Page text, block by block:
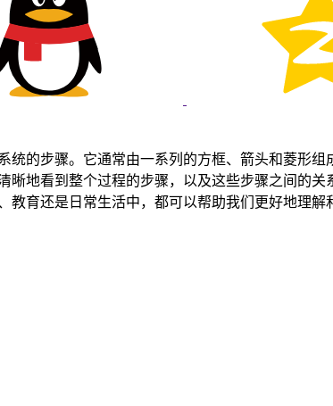
的步骤。它通常由一系列的方框、箭头和菱形
地看到整个过程的步骤，以及这些步骤之间的
育还是日常生活中，都可以帮助我们更好地理解